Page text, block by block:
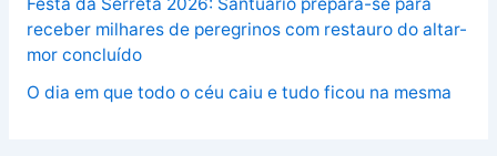
receber milhares de peregrinos com restauro do altar-
mor concluído
O dia em que todo o céu caiu e tudo ficou na mesma